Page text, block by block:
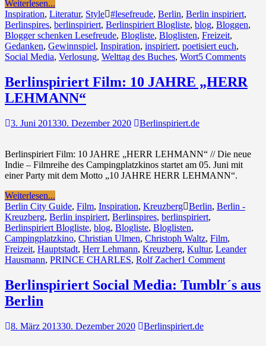
Weiterlesen...
Inspiration, Literatur, Style #lesefreude, Berlin, Berlin inspiriert,
Berlinspires, berlinspiriert, Berlinspiriert Blogliste, blog, Bloggen,
Blogger schenken Lesefreude, Blogliste, Bloglisten, Freizeit,
Gedanken, Gewinnspiel, Inspiration, inspiriert, poetisiert euch,
Social Media, Verlosung, Welttag des Buches, Wort5 Comments
Berlinspiriert Film: 10 JAHRE „HERR
LEHMANN“
3. Juni 201330. Dezember 2020 Berlinspiriert.de
Berlinspiriert Film: 10 JAHRE „HERR LEHMANN“ // Die neue
Indie – Filmreihe des Campingplatzkinos startet am 05. Juni mit
einer Party mit dem Motto „10 JAHRE HERR LEHMANN“.
Weiterlesen...
Berlin City Guide, Film, Inspiration, Kreuzberg Berlin, Berlin -
Kreuzberg, Berlin inspiriert, Berlinspires, berlinspiriert,
Berlinspiriert Blogliste, blog, Blogliste, Bloglisten,
Campingplatzkino, Christian Ulmen, Christoph Waltz, Film,
Freizeit, Hauptstadt, Herr Lehmann, Kreuzberg, Kultur, Leander
Hausmann, PRINCE CHARLES, Rolf Zacher1 Comment
Berlinspiriert Social Media: Tumblr´s aus
Berlin
8. März 201330. Dezember 2020 Berlinspiriert.de